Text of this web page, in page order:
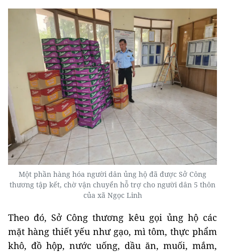
Một phần hàng hóa người dân ủng hộ đã được Sở Công
thương tập kết, chờ vận chuyển hỗ trợ cho người dân 5 thôn
của xã Ngọc Linh
Theo đó, Sở Công thương kêu gọi ủng hộ các
mặt hàng thiết yếu như gạo, mì tôm, thực phẩm
khô, đồ hộp, nước uống, dầu ăn, muối, mắm,